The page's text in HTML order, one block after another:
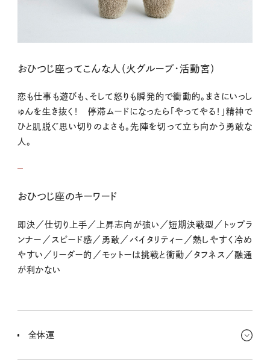
おひつじ座ってこんな人（火グループ・活動宮）
恋も仕事も遊びも、そして怒りも瞬発的で衝動的。まさにいっし
ゅんを生き抜く！ 停滞ムードになったら「やってやる！」精神で
ひと肌脱ぐ思い切りのよさも。先陣を切って立ち向かう勇敢な
人。
おひつじ座のキーワード
即決／仕切り上手／上昇志向が強い／短期決戦型／トップラ
ンナー／スピード感／勇敢／バイタリティー／熱しやすく冷め
やすい／リーダー的／モットーは挑戦と衝動／タフネス／融通
が利かない
全体運